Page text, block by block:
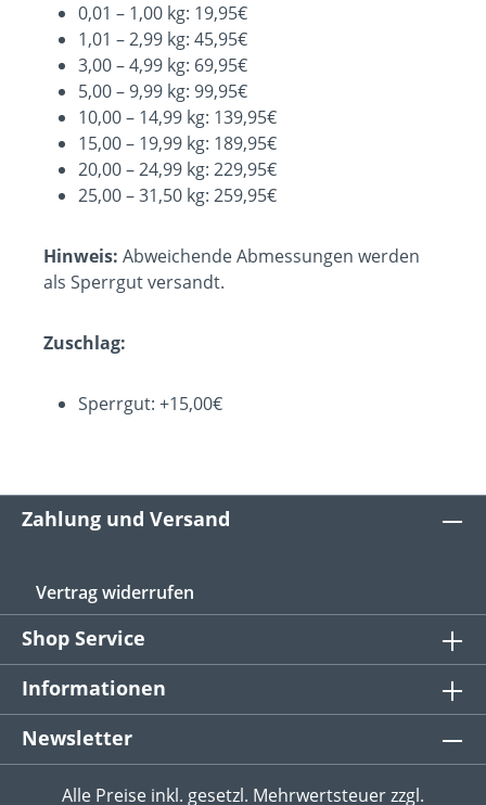
0,01 – 1,00 kg: 19,95€
1,01 – 2,99 kg: 45,95€
3,00 – 4,99 kg: 69,95€
5,00 – 9,99 kg: 99,95€
10,00 – 14,99 kg: 139,95€
15,00 – 19,99 kg: 189,95€
20,00 – 24,99 kg: 229,95€
25,00 – 31,50 kg: 259,95€
Hinweis: Abweichende Abmessungen werden
als Sperrgut versandt.
Zuschlag:
Sperrgut: +15,00€
Zahlung und Versand
Vertrag widerrufen
Shop Service
Informationen
Newsletter
Alle Preise inkl. gesetzl. Mehrwertsteuer zzgl.